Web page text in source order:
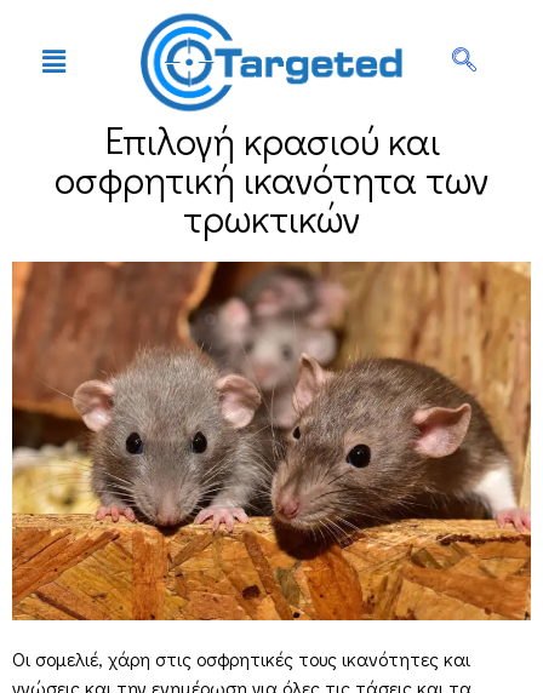
Επιλογή κρασιού και
οσφρητική ικανότητα των
τρωκτικών
Οι σομελιέ, χάρη στις οσφρητικές τους ικανότητες και